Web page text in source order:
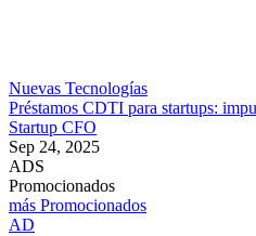
Nuevas Tecnologías
Préstamos CDTI para startups:
Startup CFO
Sep 24, 2025
ADS
Promocionados
más Promocionados
AD